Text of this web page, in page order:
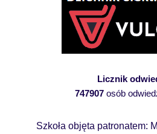
Licznik
747907osób
Szkoła objęta patronatem: